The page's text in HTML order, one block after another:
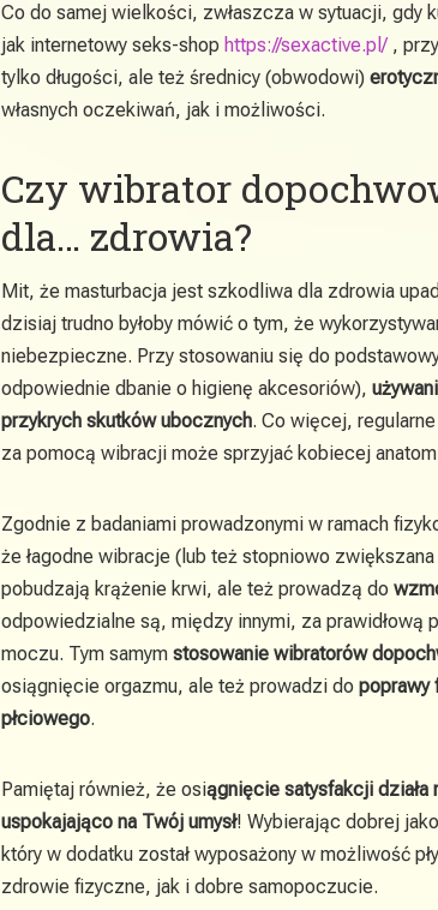
Co do samej wielkości, zwłaszcza w sytuacji, gdy
jak internetowy seks-shop https://sexactive.pl/,
tylko długości, ale też średnicy (obwodowi)
własnych oczekiwań, jak i możliwości.
Czy wibrator
dla… zdrowia?
Mit, że masturbacja jest szkodliwa dla zdrowia
dzisiaj trudno byłoby mówić o tym, że
niebezpieczne. Przy stosowaniu się do
odpowiednie dbanie o higienę akcesoriów),
przykrych skutków ubocznych. Co więcej,
za pomocą wibracji może sprzyjać kobiecej
Zgodnie z badaniami prowadzonymi w ramach
że łagodne wibracje (lub też stopniowo
pobudzają krążenie krwi, ale też prowadzą do
odpowiedzialne są, między innymi, za prawidłową
moczu. Tym samym stosowanie wibratorów
osiągnięcie orgazmu, ale też prowadzi do poprawy
płciowego.
Pamiętaj również, że osiągnięcie satysfakcji
uspokajająco na Twój umysł! Wybierając dobrej
który w dodatku został wyposażony w możliwość
zdrowie fizyczne, jak i dobre samopoczucie.